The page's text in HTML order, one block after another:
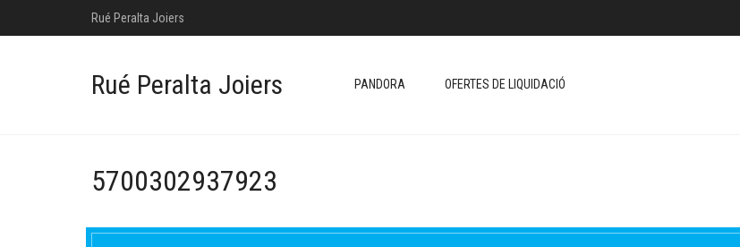
Rué Peralta Joiers
Rué Peralta Joiers PANDORA OFERTES DE LIQUIDACIÓ
5700302937923